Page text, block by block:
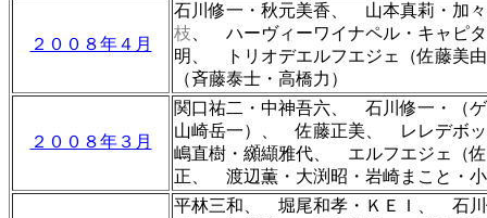
２００８年４月
石川修一・秋元美香、 山本真莉・加
枝 、 ハーヴィーワイナペル・キャピ
明、 トリオデエルフエジェ（佐藤
（斉藤泰士・高橋力）
２００８年３月
関口祐二・中神吾六、 石川修一・
山崎岳一）、 佐藤正美、
レレデボ
嶋直樹・纐纈雅代、
エルフエジェ（
正、 渡辺薫 ・ 大渕昭・ 岩崎まこと・
平林三和、 堀尾和孝・ＫＥＩ、 石